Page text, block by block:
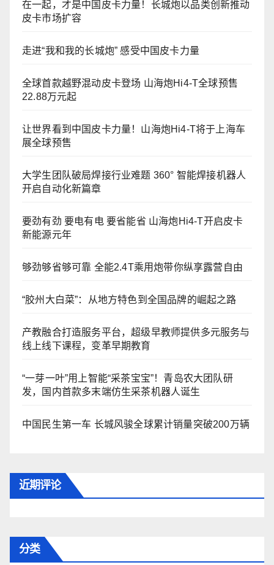
在一起，才是中国皮卡力量！长城炮以品类创新推动
皮卡市场扩容
走进“我和我的长城炮” 感受中国皮卡力量
全球首款越野混动皮卡登场 山海炮Hi4-T全球预售
22.88万元起
让世界看到中国皮卡力量！山海炮Hi4-T将于上海车
展全球预售
大学生团队破局焊接行业难题 360° 智能焊接机器人
开启自动化新篇章
要劲有劲 要电有电 要省能省 山海炮Hi4-T开启皮卡
新能源元年
够劲够省够可靠 全能2.4T乘用炮带你纵享露营自由
“胶州大白菜”：从地方特色到全国品牌的崛起之路
产教融合打造服务平台，超级早教师提供多元服务与
线上线下课程，变革早期教育
“一芽一叶”用上智能“采茶宝宝”！青岛农大团队研
发，国内首款多末端仿生采茶机器人诞生
中国民生第一车 长城风骏全球累计销量突破200万辆
近期评论
分类